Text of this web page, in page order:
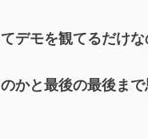
デモを観てるだけ
かと最後の最後ま